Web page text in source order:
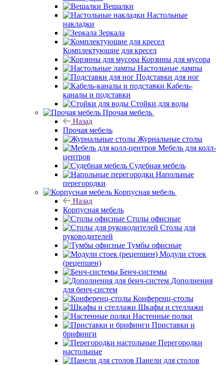
Вешалки
Настольные
накладки
Зеркала
Комплектующие для кресел
Корзины для мусора
Настольные лампы
Подставки для ног
Кабель-
каналы и подставки
Стойки для воды
Прочая мебель
Назад
Прочая мебель
Журнальные столы
Мебель для колл-
центров
Судебная мебель
Напольные
перегородки
Корпусная мебель
Назад
Корпусная мебель
Столы офисные
Столы для
руководителей
Тумбы офисные
Модули стоек
(рецепшен)
Бенч-системы
Дополнения
для бенч-систем
Конференц-столы
Шкафы и стеллажи
Настенные полки
Приставки и
брифинги
Перегородки
настольные
Панели для столов